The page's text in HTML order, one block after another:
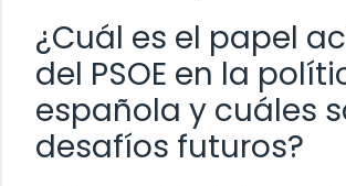
¿Cuál es el papel
del PSOE en la
española y cuáles
desafíos futuros?